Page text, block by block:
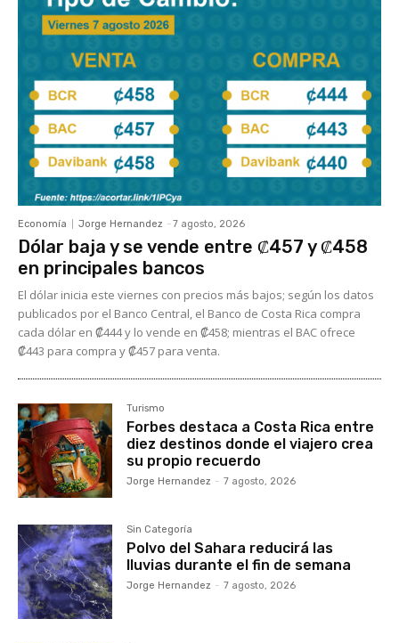
Economía Jorge Hernandez - 7 agosto, 2026
Dólar baja y se vende entre ₡457 y ₡458
en principales bancos
El dólar inicia este viernes con precios más bajos; según los datos
publicados por el Banco Central, el Banco de Costa Rica compra
cada dólar en ₡444 y lo vende en ₡458; mientras el BAC ofrece
₡443 para compra y ₡457 para venta.
Turismo
Forbes destaca a Costa Rica entre
diez destinos donde el viajero crea
su propio recuerdo
Jorge Hernandez - 7 agosto, 2026
Sin Categoría
Polvo del Sahara reducirá las
lluvias durante el fin de semana
Jorge Hernandez - 7 agosto, 2026